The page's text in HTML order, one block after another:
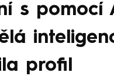
s pomocí
profil